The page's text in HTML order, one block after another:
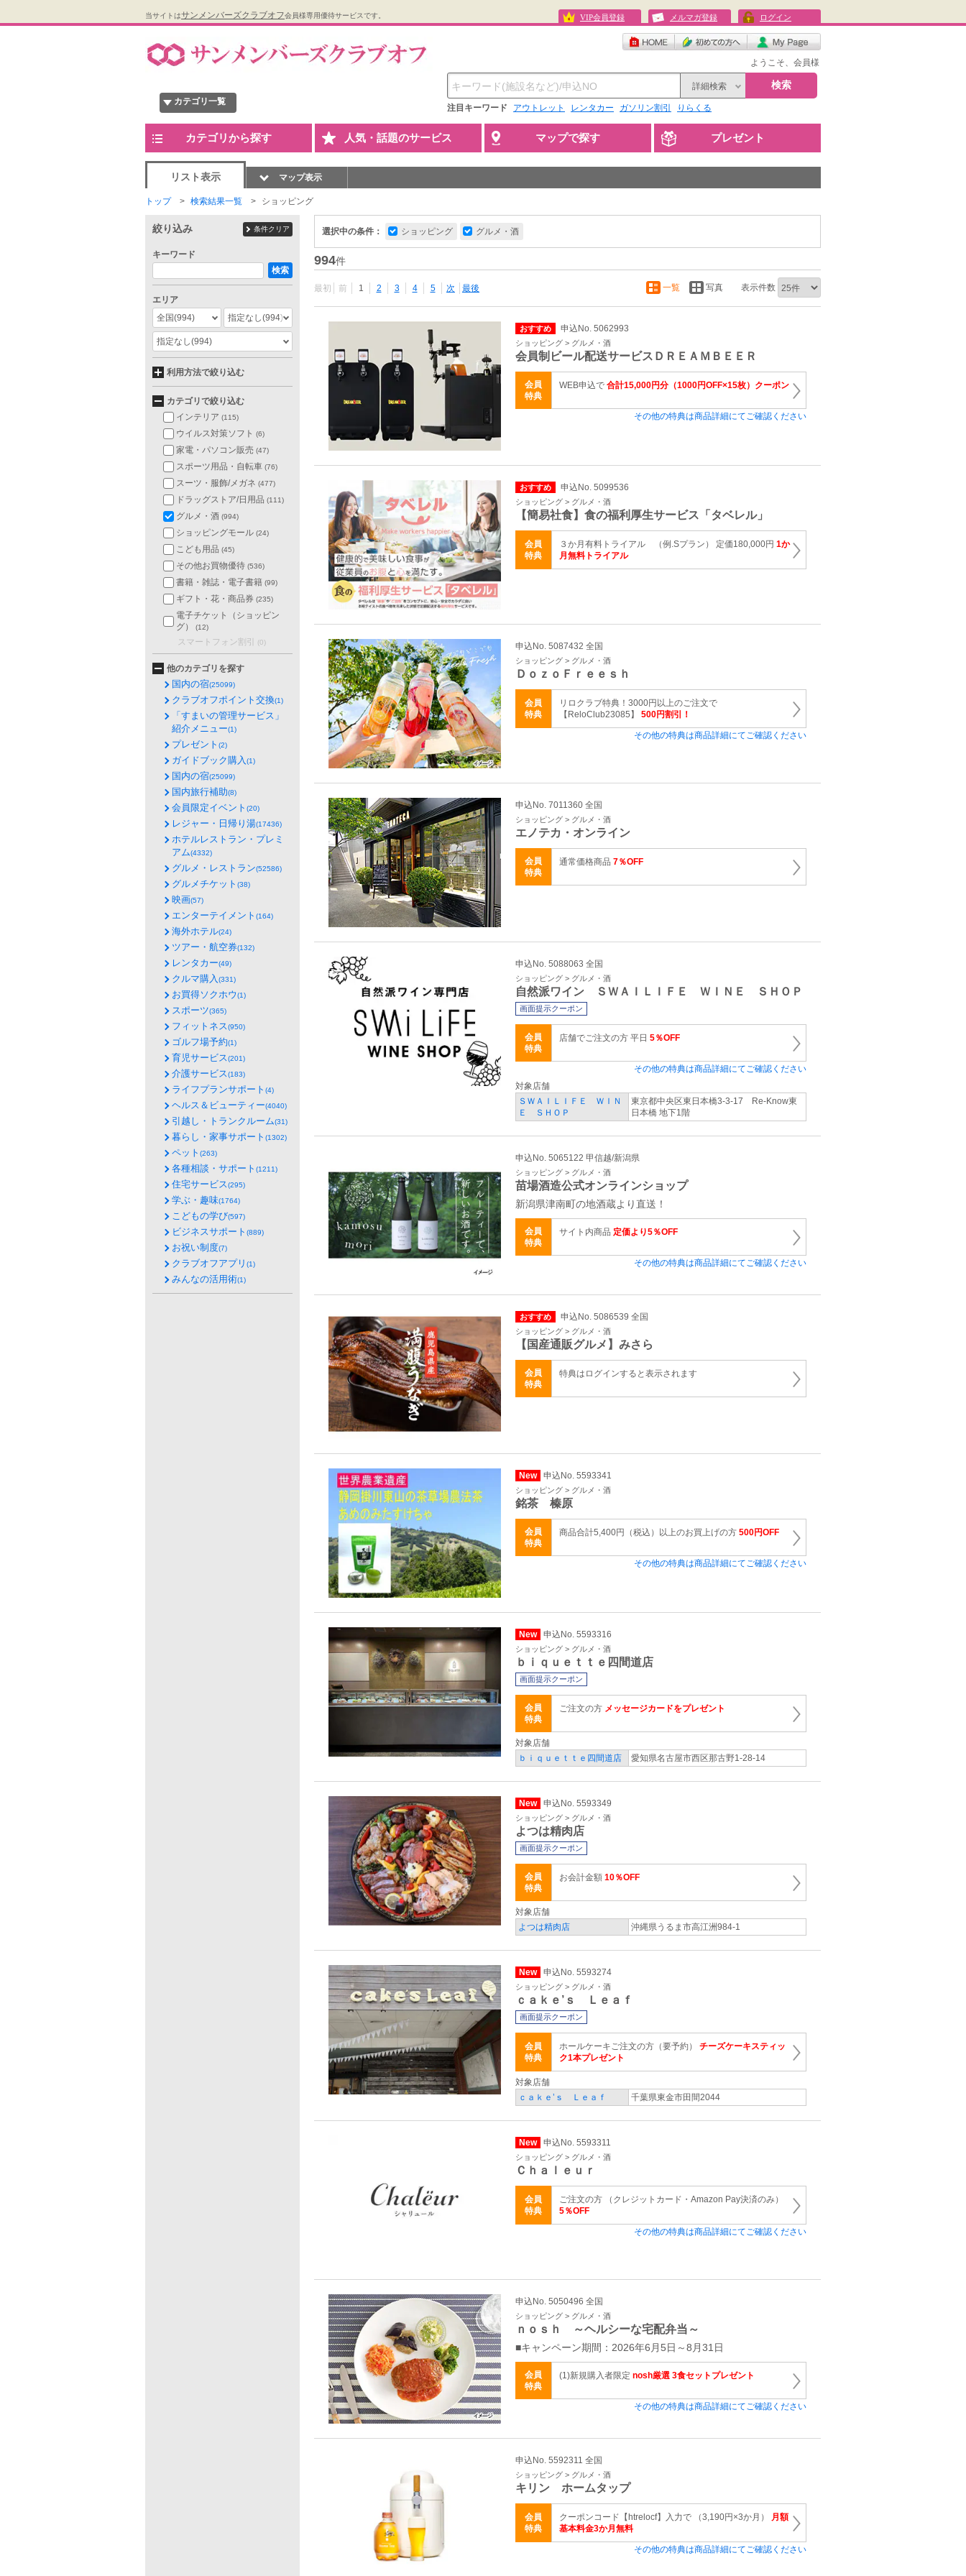
当サイトはサンメンバーズクラブオフ会員様専用優待サービスです。 VIP会員登録 メルマガ登録 ログイン
ようこそ、会員様
カテゴリ一覧
詳細検索 検索
注目キーワード アウトレット レンタカー ガソリン割引 りらくる
カテゴリから探す 人気・話題のサービス マップで探す プレゼント
リスト表示 マップ表示
トップ 検索結果一覧 ショッピング
選択中の条件： ショッピング グルメ・酒
994件
最初 前 1 2 3 4 5 次 最後 一覧 写真 表示件数
おすすめ 申込No. 5062993
ショッピング > グルメ・酒
会員制ビール配送サービスＤＲＥＡＭＢＥＥＲ
会員
特典
WEB申込で 合計15,000円分（1000円OFF×15枚）クーポン
その他の特典は商品詳細にてご確認ください
おすすめ 申込No. 5099536
ショッピング > グルメ・酒
【簡易社食】食の福利厚生サービス「タベレル」
会員
特典
３か月有料トライアル （例.Sプラン） 定価180,000円 1か
月無料トライアル
申込No. 5087432 全国
ショッピング > グルメ・酒
ＤｏｚｏＦｒｅｅｓｈ
会員
特典
リロクラブ特典！3000円以上のご注文で
【ReloClub23085】 500円割引！
その他の特典は商品詳細にてご確認ください
申込No. 7011360 全国
ショッピング > グルメ・酒
エノテカ・オンライン
会員
特典
通常価格商品 7％OFF
申込No. 5088063 全国
ショッピング > グルメ・酒
自然派ワイン ＳＷＡＩＬＩＦＥ ＷＩＮＥ ＳＨＯＰ
画面提示クーポン
会員
特典
店舗でご注文の方 平日 5％OFF
その他の特典は商品詳細にてご確認ください
対象店舗
ＳＷＡＩＬＩＦＥ ＷＩＮ
Ｅ ＳＨＯＰ
東京都中央区東日本橋3-3-17 Re-Know東
日本橋 地下1階
申込No. 5065122 甲信越/新潟県
ショッピング > グルメ・酒
苗場酒造公式オンラインショップ
新潟県津南町の地酒蔵より直送！
会員
特典
サイト内商品 定価より5％OFF
その他の特典は商品詳細にてご確認ください
おすすめ 申込No. 5086539 全国
ショッピング > グルメ・酒
【国産通販グルメ】みさら
会員
特典
特典はログインすると表示されます
New 申込No. 5593341
ショッピング > グルメ・酒
銘茶 榛原
会員
特典
商品合計5,400円（税込）以上のお買上げの方 500円OFF
その他の特典は商品詳細にてご確認ください
New 申込No. 5593316
ショッピング > グルメ・酒
ｂｉｑｕｅｔｔｅ四間道店
画面提示クーポン
会員
特典
ご注文の方 メッセージカードをプレゼント
対象店舗
ｂｉｑｕｅｔｔｅ四間道店
愛知県名古屋市西区那古野1-28-14
New 申込No. 5593349
ショッピング > グルメ・酒
よつは精肉店
画面提示クーポン
会員
特典
お会計金額 10％OFF
対象店舗
よつは精肉店
沖縄県うるま市高江洲984-1
New 申込No. 5593274
ショッピング > グルメ・酒
ｃａｋｅ’ｓ Ｌｅａｆ
画面提示クーポン
会員
特典
ホールケーキご注文の方（要予約） チーズケーキスティッ
ク1本プレゼント
対象店舗
ｃａｋｅ’ｓ Ｌｅａｆ
千葉県東金市田間2044
New 申込No. 5593311
ショッピング > グルメ・酒
Ｃｈａｌｅｕｒ
会員
特典
ご注文の方 （クレジットカード・Amazon Pay決済のみ）
5％OFF
その他の特典は商品詳細にてご確認ください
申込No. 5050496 全国
ショッピング > グルメ・酒
ｎｏｓｈ ～ヘルシーな宅配弁当～
■キャンペーン期間：2026年6月5日～8月31日
会員
特典
(1)新規購入者限定 nosh厳選 3食セットプレゼント
その他の特典は商品詳細にてご確認ください
申込No. 5592311 全国
ショッピング > グルメ・酒
キリン ホームタップ
会員
特典
クーポンコード【htrelocf】入力で （3,190円×3か月） 月額
基本料金3か月無料
その他の特典は商品詳細にてご確認ください
絞り込み 条件クリア
キーワード
検索
エリア
全国(994) 指定なし(994)
指定なし(994)
利用方法で絞り込む
カテゴリで絞り込む
インテリア (115)
ウイルス対策ソフト (6)
家電・パソコン販売 (47)
スポーツ用品・自転車 (76)
スーツ・服飾/メガネ (477)
ドラッグストア/日用品 (111)
グルメ・酒 (994)
ショッピングモール (24)
こども用品 (45)
その他お買物優待 (536)
書籍・雑誌・電子書籍 (99)
ギフト・花・商品券 (235)
電子チケット（ショッピン
グ）
(12)
スマートフォン割引 (0)
他のカテゴリを探す
国内の宿(25099)
クラブオフポイント交換(1)
「すまいの管理サービス」
紹介メニュー(1)
プレゼント (2)
ガイドブック購入 (1)
国内の宿(25099)
国内旅行補助(8)
会員限定イベント (20)
レジャー・日帰り湯(17436)
ホテルレストラン・プレミ
アム(4332)
グルメ・レストラン(52586)
グルメチケット (38)
映画(57)
エンターテイメント (164)
海外ホテル(24)
ツアー・航空券(132)
レンタカー(49)
クルマ購入 (331)
お買得ソクホウ(1)
スポーツ(365)
フィットネス(950)
ゴルフ場予約(1)
育児サービス(201)
介護サービス(183)
ライフプランサポート (4)
ヘルス＆ビューティー(4040)
引越し・トランクルーム(31)
暮らし・家事サポート (1302)
ペット (263)
各種相談・サポート (1211)
住宅サービス(295)
学ぶ・趣味(1764)
こどもの学び(597)
ビジネスサポート (889)
お祝い制度(7)
クラブオフアプリ (1)
みんなの活用術(1)